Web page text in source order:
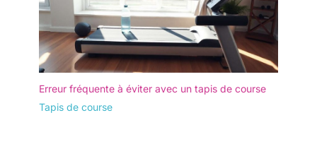
Erreur fréquente à éviter avec un tapis de course
Tapis de course